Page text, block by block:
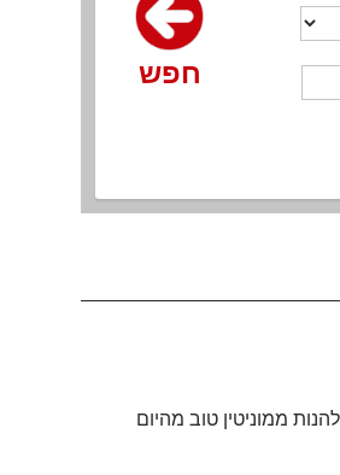
חפש
חפש
חפש
חפש חפש חפש
חפש
ממוניטין טוב מהיום